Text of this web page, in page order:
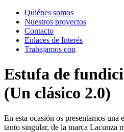
Menú
Quiénes somos
Nuestros proyectos
Contacto
Enlaces de Interés
Trabajamos con
Estufa de
(Un clásico 2.0)
En esta ocasión os presentamos
tanto singular, de la marca Lacunza